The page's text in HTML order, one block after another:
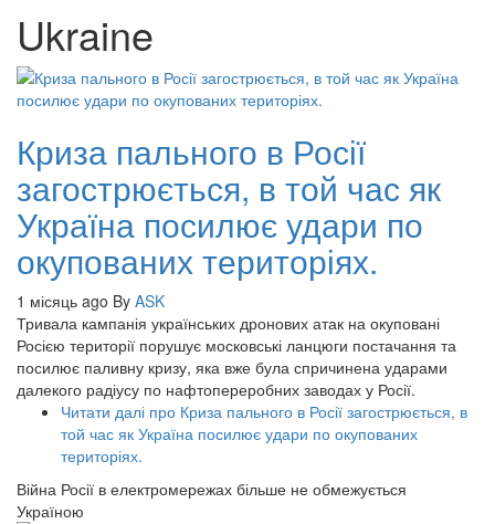
Ukraine
Криза пального в Росії
загострюється, в той час як
Україна посилює удари по
окупованих територіях.
1 місяць ago By ASK
Тривала кампанія українських дронових атак на окуповані
Росією території порушує московські ланцюги постачання та
посилює паливну кризу, яка вже була спричинена ударами
далекого радіусу по нафтопереробних заводах у Росії.
Читати далі про Криза пального в Росії загострюється, в
той час як Україна посилює удари по окупованих
територіях.
Війна Росії в електромережах більше не обмежується
Україною